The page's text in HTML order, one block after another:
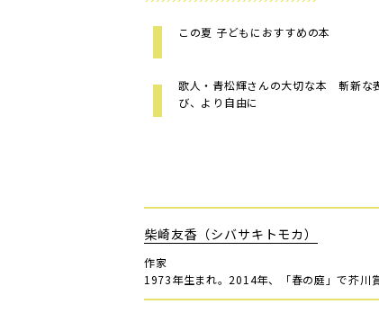
この夏 子どもにおすすめの本
歌人・青松輝さんの大切な本 斬新な
び、より自由に
柴崎友香（シバサキトモカ）
作家
1973年生まれ。2014年、「春の庭」で芥川